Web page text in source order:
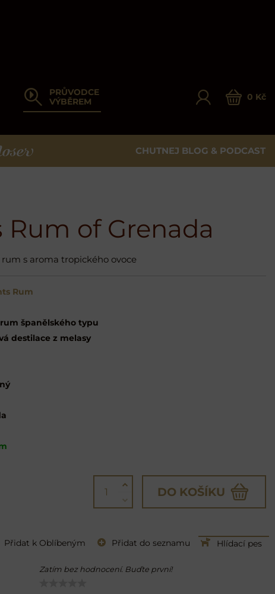
PRŮVODCE
VÝBĚREM
0 Kč
CHUTNEJ BLOG & PODCAST
Rum of Grenada
s aroma tropického ovoce
Rum
španělského typu
destilace z melasy
DO KOŠÍKU
Přidat k Oblíbeným Přidat do seznamu Hlídací pes
Zatím bez hodnocení. Buďte první!